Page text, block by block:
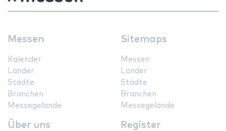
Messen
Kalender
Länder
Städte
Branchen
Messegelände
Sitemaps
Messen
Länder
Städte
Branchen
Messegelände
Über uns Register